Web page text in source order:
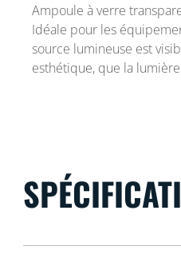
Ampoule à verre
Idéale pour les
source lumineuse est
esthétique, que la